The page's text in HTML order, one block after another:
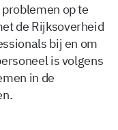
op te
de Rijksoverheid
bij en om
is volgens
in de